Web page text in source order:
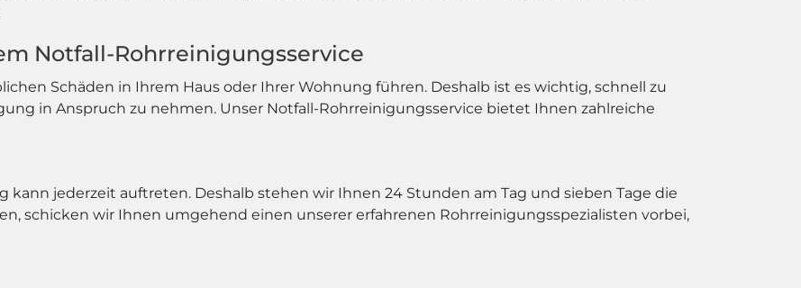
Notfall-Rohrreinigungsservice
Schäden in Ihrem Haus oder Ihrer Wohnung führen. Deshalb ist es wichtig, schnell zu
in Anspruch zu nehmen. Unser Notfall-Rohrreinigungsservice bietet Ihnen zahlreiche
jederzeit auftreten. Deshalb stehen wir Ihnen 24 Stunden am Tag und sieben Tage die
schicken wir Ihnen umgehend einen unserer erfahrenen Rohrreinigungsspezialisten vorbei,